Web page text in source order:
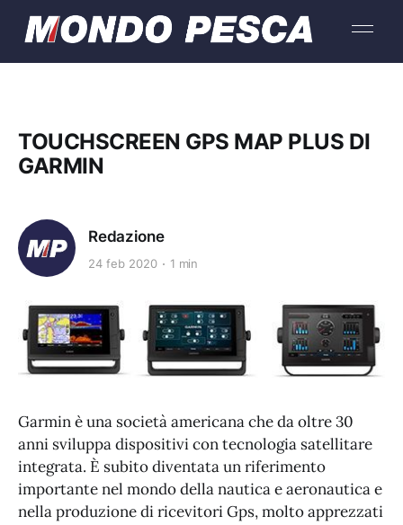
TOUCHSCREEN GPS MAP PLUS DI
GARMIN
Redazione
24 feb 2020 1 min
Garmin è una società americana che da oltre 30
anni sviluppa dispositivi con tecnologia satellitare
integrata. È subito diventata un riferimento
importante nel mondo della nautica e aeronautica e
nella produzione di ricevitori Gps, molto apprezzati